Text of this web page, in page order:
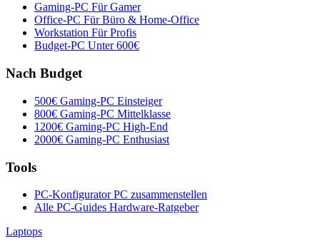
Gaming-PC Für Gamer
Office-PC Für Büro & Home-Office
Workstation Für Profis
Budget-PC Unter 600€
Nach Budget
500€ Gaming-PC Einsteiger
800€ Gaming-PC Mittelklasse
1200€ Gaming-PC High-End
2000€ Gaming-PC Enthusiast
Tools
PC-KonfiguratorPC zusammenstellen
Alle PC-Guides Hardware-Ratgeber
Laptops